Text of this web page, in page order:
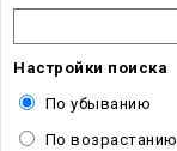
Настройки поиска
По убыванию
По возрастанию